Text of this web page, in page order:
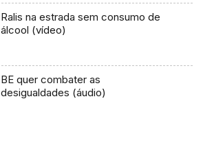
Ralis na estrada sem consumo de
álcool (vídeo)
BE quer combater as
desigualdades (áudio)